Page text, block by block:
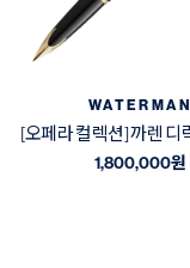
WATERMAN
1,800,000원